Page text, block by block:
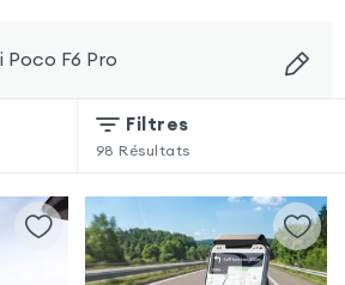
Poco F6 Pro
Filtres
98 Résultats